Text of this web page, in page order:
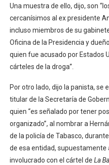
Una muestra de ello, dijo, son
cercanísimos al ex presidente
incluso miembros de su
Oficina de la Presidencia y
quien fue acusado por Estados
cárteles de la droga”.
Por otro lado, dijo la panista, se
titular de la Secretaría de
quien “es señalado por tener
organizado”, al nombrar a
de la policía de Tabasco,
de esa entidad, supuestamente
involucrado con el cártel de La